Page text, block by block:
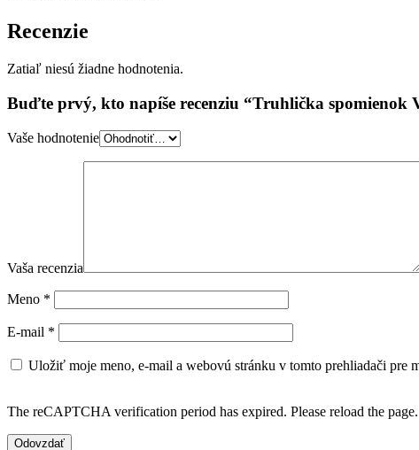
Recenzie
Zatiaľ niesú žiadne hodnotenia.
Buďte prvý, kto napíše recenziu “Truhlička spomienok
Vaše hodnotenie
Vaša recenzia
Meno *
E-mail *
Uložiť moje meno, e-mail a webovú stránku v tomto prehliadači pre
The reCAPTCHA verification period has expired. Please reload the page.